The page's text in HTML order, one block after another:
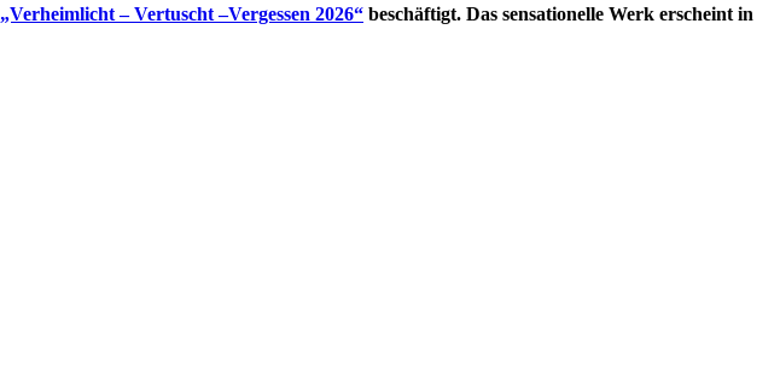
„Verheimlicht – Vertuscht –Vergessen 2026“ beschäftigt. Das sensationelle Werk erscheint in